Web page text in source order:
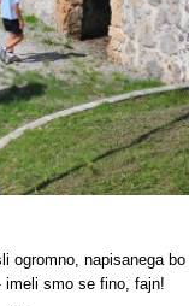
ogromno, napisanega bo
smo se fino, fajn!